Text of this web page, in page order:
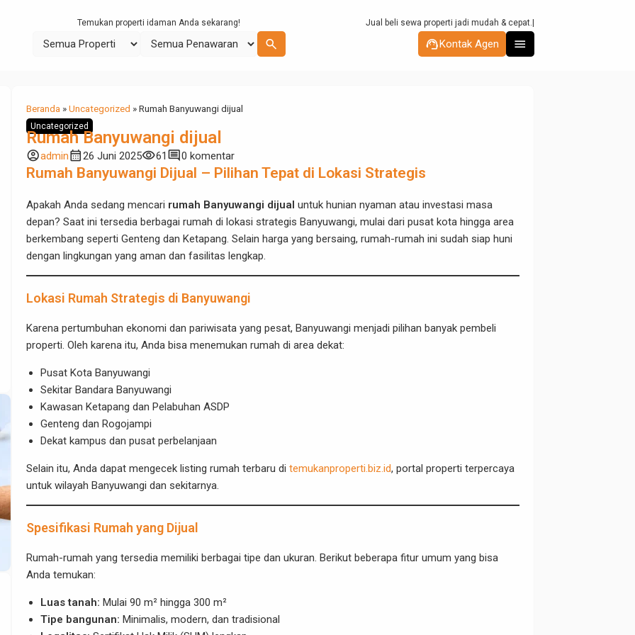
Temukan properti idaman Anda sekarang!
search
Jual beli sewa properti jadi mudah & ce
support_agentKontak Agen menu
Beranda »Uncategorized »Rumah Banyuwangi dijual
Uncategorized
Rumah Banyuwangi dijual
account_circleadmincalendar_month26 Juni 2025visibility61 comment0 komentar
Rumah Banyuwangi Dijual – Pilihan Tepat di Lokasi Strategis
Apakah Anda sedang mencari rumah Banyuwangi dijual untuk hunian nyaman atau investasi masa
depan? Saat ini tersedia berbagai rumah di lokasi strategis Banyuwangi, mulai dari pusat kota hingga area
berkembang seperti Genteng dan Ketapang. Selain harga yang bersaing, rumah-rumah ini sudah siap huni
dengan lingkungan yang aman dan fasilitas lengkap.
Lokasi Rumah Strategis di Banyuwangi
Karena pertumbuhan ekonomi dan pariwisata yang pesat, Banyuwangi menjadi pilihan banyak pembeli
properti. Oleh karena itu, Anda bisa menemukan rumah di area dekat:
Pusat Kota Banyuwangi
Sekitar Bandara Banyuwangi
Kawasan Ketapang dan Pelabuhan ASDP
Genteng dan Rogojampi
Dekat kampus dan pusat perbelanjaan
Selain itu, Anda dapat mengecek listing rumah terbaru di temukanproperti.biz.id, portal properti terpercaya
untuk wilayah Banyuwangi dan sekitarnya.
Spesifikasi Rumah yang Dijual
Rumah-rumah yang tersedia memiliki berbagai tipe dan ukuran. Berikut beberapa fitur umum yang bisa
Anda temukan:
Luas tanah: Mulai 90 m² hingga 300 m²
Tipe bangunan: Minimalis, modern, dan tradisional